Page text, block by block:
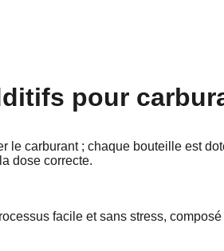
pour
le carburant ; chaque bouteille est
dose correcte.
facile et sans stress,